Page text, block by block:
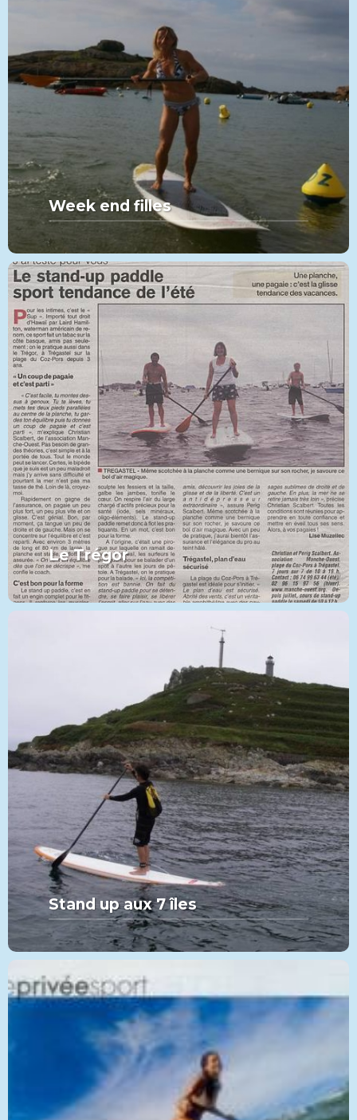
Week end filles
MORE FROM THIS SET:
CATÉGORIE
Week end filles
Le Trégor
VIEW MORE CATÉGORIE PADDLE
Le Trégor
Stand up aux 7 îles
MORE FROM THIS SET:
VIEW MORE CATÉGORIE PADDLE
Stand up aux 7 îles